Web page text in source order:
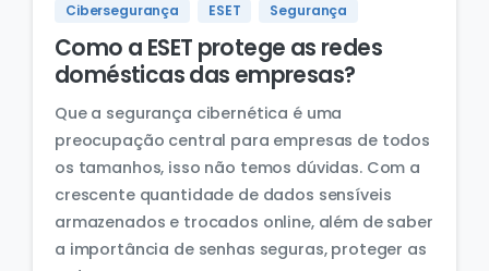
Cibersegurança ESET Segurança
Como a ESET protege as redes
domésticas das empresas?
Que a segurança cibernética é uma
preocupação central para empresas de todos
os tamanhos, isso não temos dúvidas. Com a
crescente quantidade de dados sensíveis
armazenados e trocados online, além de saber
a importância de senhas seguras, proteger as